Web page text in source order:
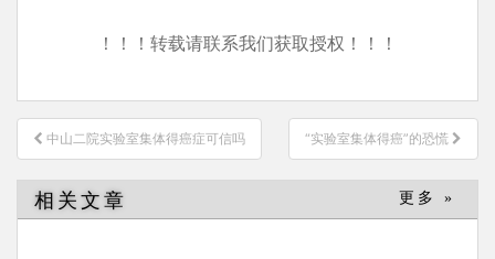
！！！转载请联系我们获取授权！！！
文
章
导
航
中山二院实验室集体得癌症可信吗 “实验室集体得癌”的恐慌
相关文章 更多 »